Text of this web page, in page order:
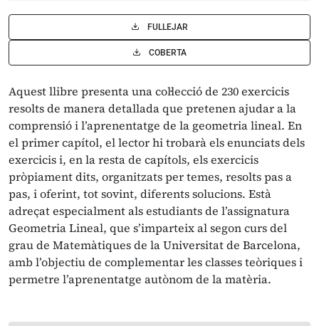
FULLEJAR
COBERTA
Aquest llibre presenta una col·lecció de 230 exercicis
resolts de manera detallada que pretenen ajudar a la
comprensió i l’aprenentatge de la geometria lineal. En
el primer capítol, el lector hi trobarà els enunciats dels
exercicis i, en la resta de capítols, els exercicis
pròpiament dits, organitzats per temes, resolts pas a
pas, i oferint, tot sovint, diferents solucions. Està
adreçat especialment als estudiants de l’assignatura
Geometria Lineal, que s’imparteix al segon curs del
grau de Matemàtiques de la Universitat de Barcelona,
amb l’objectiu de complementar les classes teòriques i
permetre l’aprenentatge autònom de la matèria.